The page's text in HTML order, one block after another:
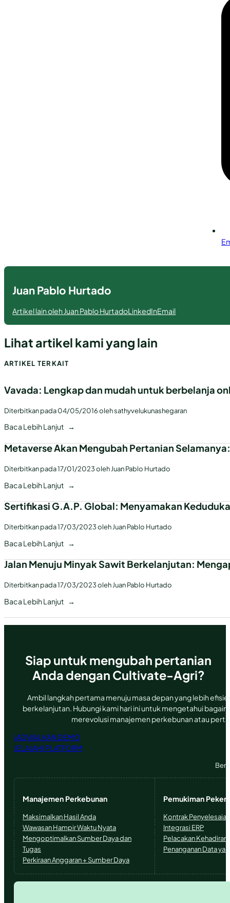
Juan Pablo Hurtado
Artikel lain oleh Juan Pablo HurtadoLinkedInEmail
Lihat artikel kami yang lain
ARTIKEL TERKAIT
Vavada: Lengkap dan mudah untuk berbelanja
Diterbitkan pada 04/05/2016 oleh sathyvelukunashegaran
Baca Lebih Lanjut
Metaverse Akan Mengubah Pertanian
Diterbitkan pada 17/01/2023 oleh Juan Pablo Hurtado
Baca Lebih Lanjut
Sertifikasi G.A.P. Global: Menyamakan
Diterbitkan pada 17/03/2023 oleh Juan Pablo Hurtado
Baca Lebih Lanjut
Jalan Menuju Minyak Sawit Berkelanjutan:
Diterbitkan pada 17/03/2023 oleh Juan Pablo Hurtado
Baca Lebih Lanjut
Siap untuk mengubah pertanian
Anda dengan Cultivate-Agri?
Ambil langkah pertama menuju masa depan yang lebih
berkelanjutan. Hubungi kami hari ini untuk mengetahui
merevolusi manajemen perkebunan atau
JADWALKAN DEMO
JELAJAHI PLATFORM
Manajemen Perkebunan
Maksimalkan Hasil Anda
Wawasan Hampir Waktu Nyata
Mengoptimalkan Sumber Daya dan
Tugas
Perkiraan Anggaran + Sumber Daya
Pemukiman
Kontrak
Integrasi ERP
Pelacakan Kehadiran
Penanganan Data